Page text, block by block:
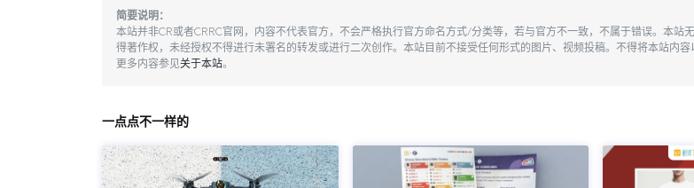
简要说明：
本站并非CR或者CRRC官网，内容不代表官方，不会严格执行官方命名方式/分类等，若与官方不一致，不属于错误。本
得著作权，未经授权不得进行未署名的转发或进行二次创作。本站目前不接受任何形式的图片、视频投稿。不得将本站内
更多内容参见关于本站。
一点点不一样的